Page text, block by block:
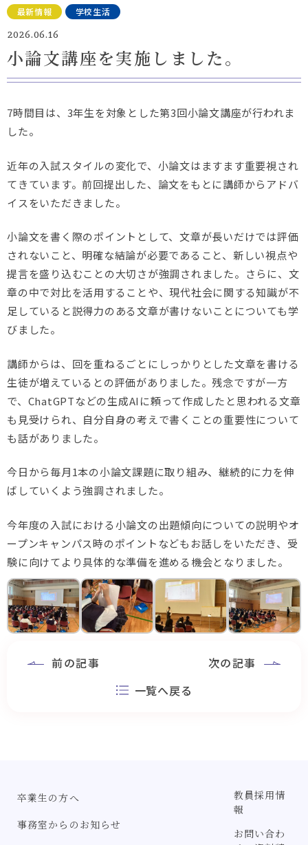
アクセス
最新情報 学校生活
2026.06.16
小論文講座を実施しました。
7時間目は、 3年生を対象とした第3回小論文講座が行われま
した。
近年の入試スタイルの変化で、 小論文はますます重要視され
てきています。前回提出した、 論文をもとに講師からアドバ
イスをいただきました。
小論文を書く際のポイントとして、 文章が長いだけでは評価
されないこと、 明確な結論が必要であること、 新しい視点や
提言を盛り込むことの大切さが強調されました。 さらに、文
章の中で対比を活用することや、現代社会に関する知識が不
足していると説得力のある文章が書けないことについても学
びました。
講師からは、 回を重ねるごとにしっかりとした文章を書ける
生徒が増えているとの評価がありました。残念ですが一方
で、 ChatGPTなどの生成AIに頼って作成したと思われる文章
も 見受けられ、 自分自身の考えで書くことの重要性について
も話がありました。
今日から毎月1本の小論文課題に取り組み、 継続的に力を伸
ばしていくよう強調されました。
今年度の入試における小論文の出題傾向についての説明やオ
ープンキャンパス時のポイントなどもお話しをいただき、 受
験に向けてより具体的な準備を進める機会となりました。
前の記事
一覧へ戻る
次の記事
卒業生の方へ
事務室からのお知らせ
教員採用情
報
お問い合わ